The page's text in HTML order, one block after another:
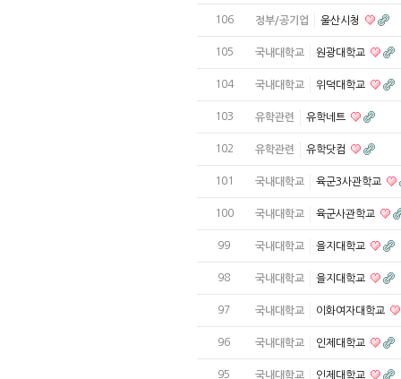
106 정부/공기업 울산시청
105 국내대학교 원광대학교
104 국내대학교 위덕대학교
103 유학관련 유학네트
102 유학관련 유학닷컴
101 국내대학교 육군3사관학교
100 국내대학교 육군사관학교
99 국내대학교 을지대학교
98 국내대학교 을지대학교
97 국내대학교 이화여자대학교
96 국내대학교 인제대학교
95 국내대학교 인제대학교